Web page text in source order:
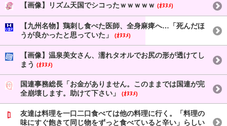
【画像】リズム天国でシコったｗｗｗｗｗ (ｵﾇﾇﾒ)
【九州名物】鶏刺し食べた医師、全身麻痺へ…「死んだほ
うが良かったと思っていた」
(ｵﾇﾇﾒ)
【画像】温泉美女さん、濡れタオルでお尻の形が透けてし
まう (ｵﾇﾇﾒ)
国連事務総長「お金がありません。このままでは国連が完
全崩壊します。助けて下さい」
(ｵﾇﾇﾒ)
友達は料理を一口二口食べては他の料理に行く。「料理の
味にすぐ飽きて同じ物をずっと食べていると辛い」らしい